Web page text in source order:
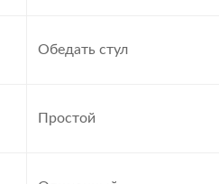
Обедать стул
Простой